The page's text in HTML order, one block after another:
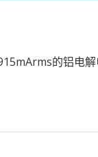
的铝电